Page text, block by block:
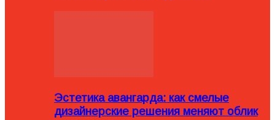
Эстетика авангарда: как смелые
дизайнерские решения меняют облик